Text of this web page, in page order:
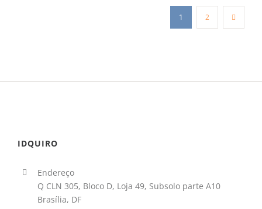
1 2
IDQUIRO
Endereço
Q CLN 305, Bloco D, Loja 49, Subsolo parte A10
Brasília, DF